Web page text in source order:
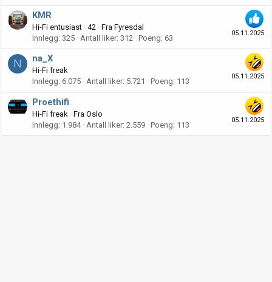
05.11.2025
KMR
Hi-Fi entusiast · 42 · Fra Fyresdal
Innlegg 325 Antall liker 312 Poeng 63
N
05.11.2025
na_X
Hi-Fi freak
Innlegg 6.075 Antall liker 5.721 Poeng 113
05.11.2025
Proethifi
Hi-Fi freak · Fra Oslo
Innlegg 1.984 Antall liker 2.559 Poeng 113